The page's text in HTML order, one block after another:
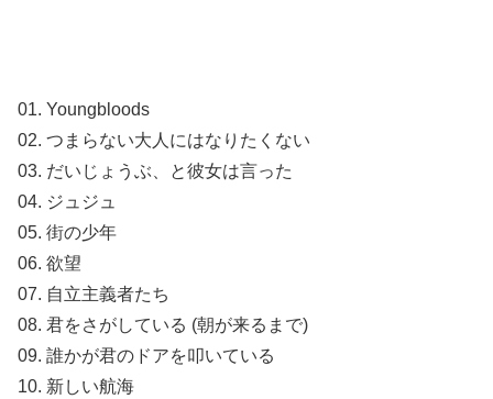
01. Youngbloods
02. つまらない大人にはなりたくない
03. だいじょうぶ、と彼女は言った
04. ジュジュ
05. 街の少年
06. 欲望
07. 自立主義者たち
08. 君をさがしている (朝が来るまで)
09. 誰かが君のドアを叩いている
10. 新しい航海